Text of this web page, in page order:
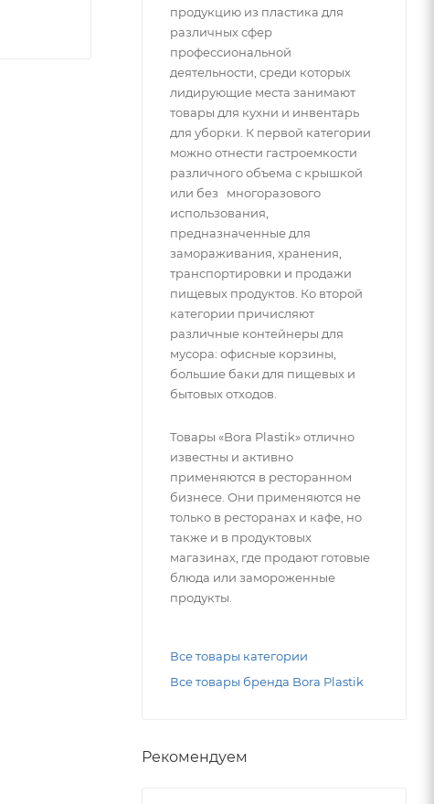
продукцию из пластика для
различных сфер
профессиональной
деятельности, среди которых
лидирующие места занимают
товары для кухни и инвентарь
для уборки. К первой категории
можно отнести гастроемкости
различного объема с крышкой
или без многоразового
использования,
предназначенные для
замораживания, хранения,
транспортировки и продажи
пищевых продуктов. Ко второй
категории причисляют
различные контейнеры для
мусора: офисные корзины,
большие баки для пищевых и
бытовых отходов.
Товары «Bora Plastik» отлично
известны и активно
применяются в ресторанном
бизнесе. Они применяются не
только в ресторанах и кафе, но
также и в продуктовых
магазинах, где продают готовые
блюда или замороженные
продукты.
Все товары категории
Все товары бренда Bora Plastik
Рекомендуем